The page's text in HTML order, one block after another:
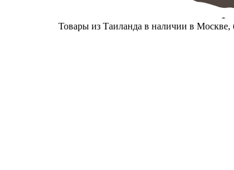
Товары из Таиланда в наличии в Москве,